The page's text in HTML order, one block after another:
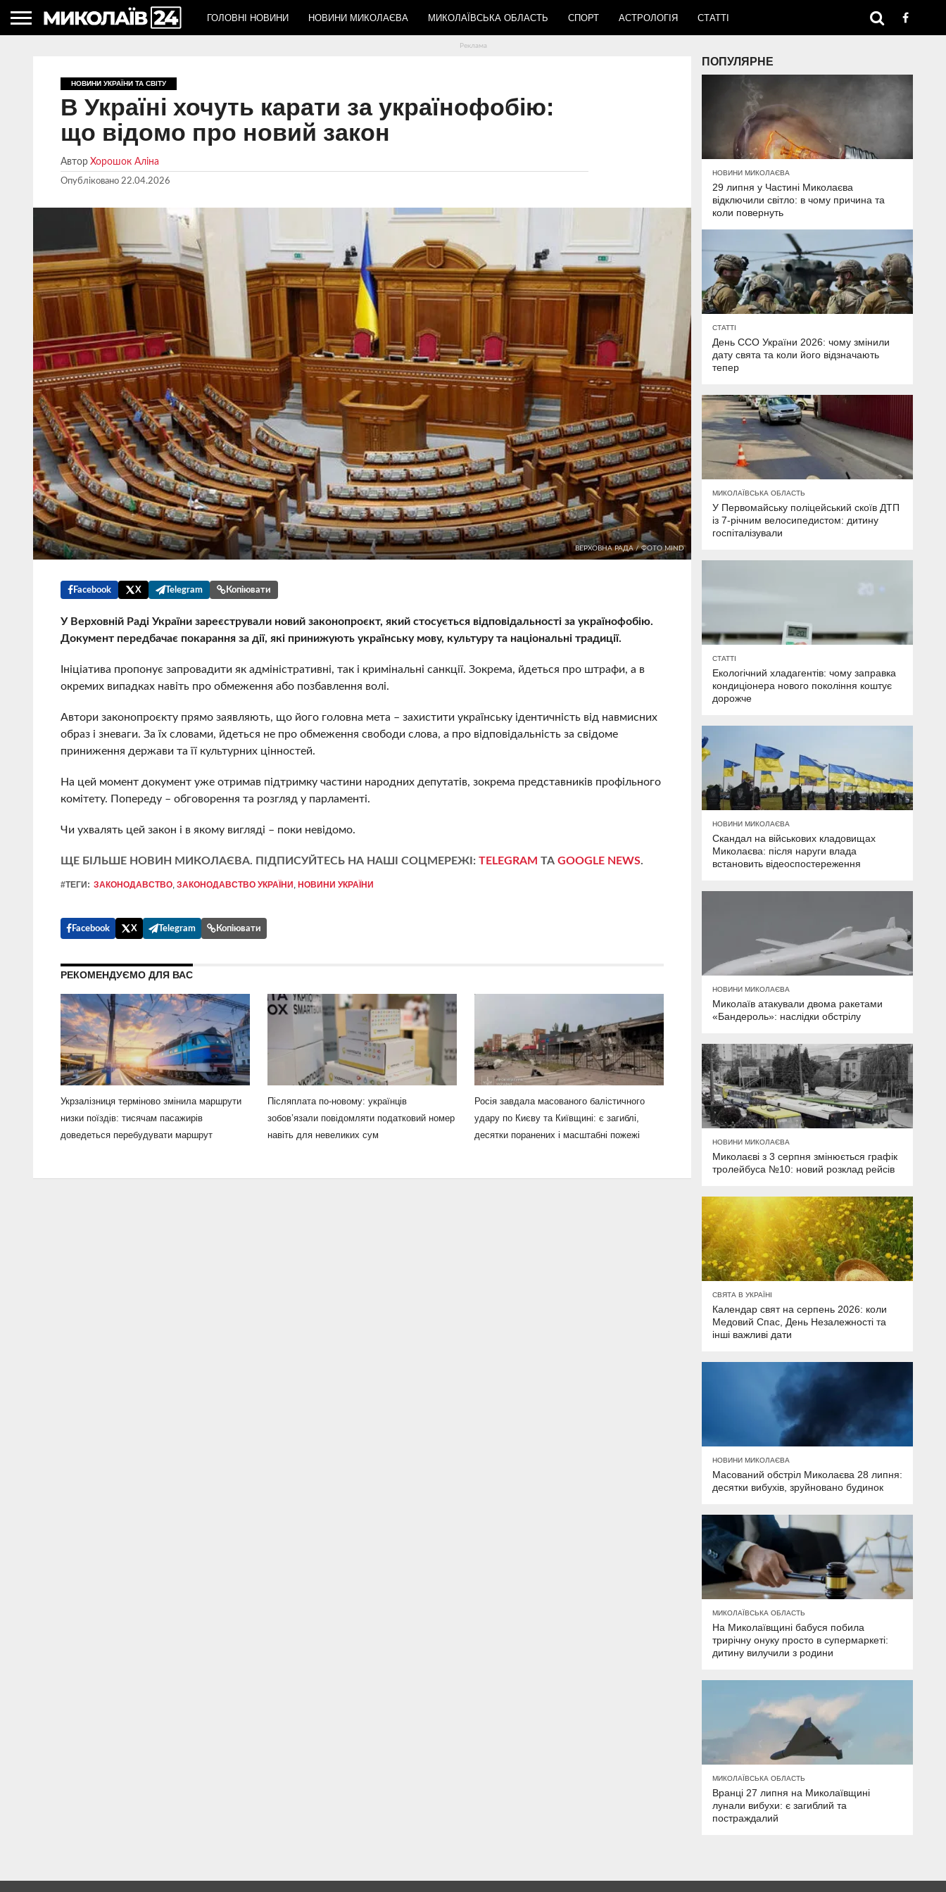
ГОЛОВНІ НОВИНИ НОВИНИ МИКОЛАЄВА МИКОЛАЇВСЬКА ОБЛАСТЬ СПОРТ АСТРОЛОГІЯ СТАТТІ
НОВИНИ УКРАЇНИ ТА СВІТУ
В Україні хочуть карати за українофобію:
що відомо про новий закон
Автор Хорошок Аліна
Опубліковано 22.04.2026
ВЕРХОВНА РАДА / ФОТО MIND
Facebook X Telegram Копіювати
У Верховній Раді України зареєстрували новий законопроєкт, який стосується відповідальності за українофобію.
Документ передбачає покарання за дії, які принижують українську мову, культуру та національні традиції.
Ініціатива пропонує запровадити як адміністративні, так і кримінальні санкції. Зокрема, йдеться про штрафи, а в
окремих випадках навіть про обмеження або позбавлення волі.
Автори законопроєкту прямо заявляють, що його головна мета – захистити українську ідентичність від навмисних
образ і зневаги. За їх словами, йдеться не про обмеження свободи слова, а про відповідальність за свідоме
приниження держави та її культурних цінностей.
На цей момент документ уже отримав підтримку частини народних депутатів, зокрема представників профільного
комітету. Попереду – обговорення та розгляд у парламенті.
Чи ухвалять цей закон і в якому вигляді – поки невідомо.
ЩЕ БІЛЬШЕ НОВИН МИКОЛАЄВА. ПІДПИСУЙТЕСЬ НА НАШІ СОЦМЕРЕЖІ:TELEGRAM ТАGOOGLE NEWS.
#ТЕГИ: ЗАКОНОДАВСТВО,ЗАКОНОДАВСТВО УКРАЇНИ , НОВИНИ УКРАЇНИ
Facebook X Telegram Копіювати
РЕКОМЕНДУЄМО ДЛЯ ВАС
Укрзалізниця терміново змінила маршрути
низки поїздів: тисячам пасажирів
доведеться перебудувати маршрут
Післяплата по-новому: українців
зобов’язали повідомляти податковий номер
навіть для невеликих сум
Росія завдала масованого балістичного
удару по Києву та Київщині: є загиблі,
десятки поранених і масштабні пожежі
ПОПУЛЯРНЕ
НОВИНИ МИКОЛАЄВА
29 липня у Частині Миколаєва
відключили світло: в чому причина та
коли повернуть
СТАТТІ
День ССО України 2026: чому змінили
дату свята та коли його відзначають
тепер
МИКОЛАЇВСЬКА ОБЛАСТЬ
У Первомайську поліцейський скоїв ДТП
із 7-річним велосипедистом: дитину
госпіталізували
СТАТТІ
Екологічний хладагентів: чому заправка
кондиціонера нового покоління коштує
дорожче
НОВИНИ МИКОЛАЄВА
Скандал на військових кладовищах
Миколаєва: після наруги влада
встановить відеоспостереження
НОВИНИ МИКОЛАЄВА
Миколаїв атакували двома ракетами
«Бандероль»: наслідки обстрілу
НОВИНИ МИКОЛАЄВА
Миколаєві з 3 серпня змінюється графік
тролейбуса №10: новий розклад рейсів
СВЯТА В УКРАЇНІ
Календар свят на серпень 2026: коли
Медовий Спас, День Незалежності та
інші важливі дати
НОВИНИ МИКОЛАЄВА
Масований обстріл Миколаєва 28 липня:
десятки вибухів, зруйновано будинок
МИКОЛАЇВСЬКА ОБЛАСТЬ
На Миколаївщині бабуся побила
трирічну онуку просто в супермаркеті:
дитину вилучили з родини
МИКОЛАЇВСЬКА ОБЛАСТЬ
Вранці 27 липня на Миколаївщині
лунали вибухи: є загиблий та
постраждалий